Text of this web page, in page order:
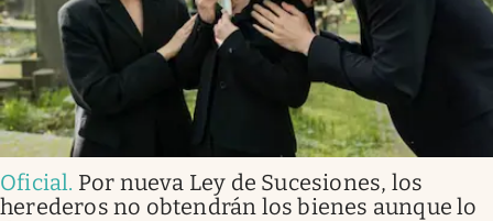
Oficial. Por nueva Ley de Sucesiones, los
herederos no obtendrán los bienes aunque lo